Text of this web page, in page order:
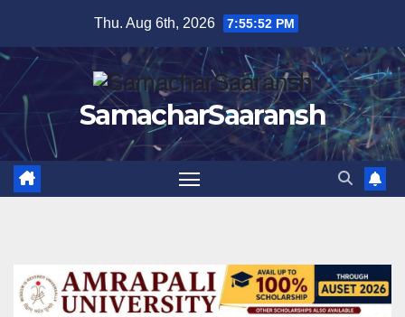
content
Thu. Aug 6th, 2026 7:55:53 PM
SamacharSaaransh